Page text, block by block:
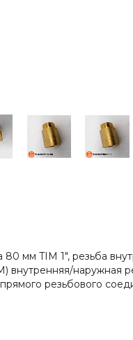
80 мм TIM 1", резьба
внутренняя/наружная
резьбового